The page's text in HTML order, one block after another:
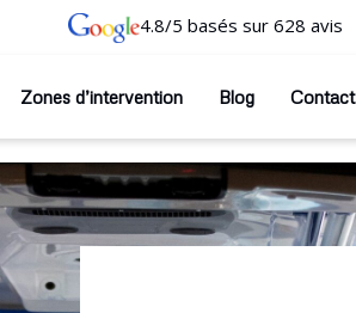
4.8/5 basés sur 628 avis
Zones d’intervention Blog Contact